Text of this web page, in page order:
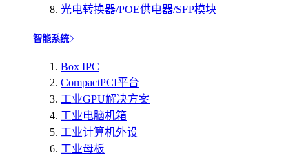
光电转换器/POE供电器/SFP模块
智能系统
Box IPC
CompactPCI平台
工业GPU解决方案
工业电脑机箱
工业计算机外设
工业母板